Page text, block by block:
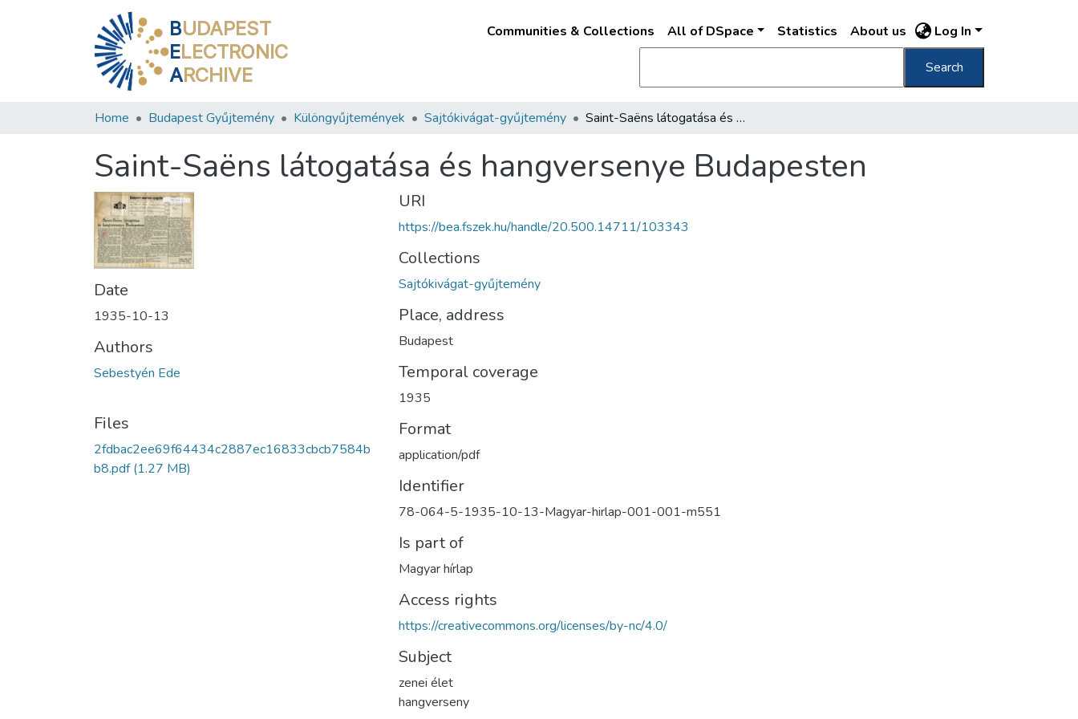
BUDAPEST
ELECTRONIC
ARCHIVE
Communities & Collections All of DSpace Statistics About us Log In
Search
Home Budapest Gyűjtemény Különgyűjtemények Sajtókivágat-gyűjtemény Saint-Saëns látogatása és hangversenye Budapesten
Saint-Saëns látogatása és hangversenye Budapesten
Date
1935-10-13
Authors
Sebestyén Ede
Files
2fdbac2ee69f64434c2887ec16833cbcb7584b
b8.pdf(1.27 MB)
URI
https://bea.fszek.hu/handle/20.500.14711/103343
Collections
Sajtókivágat-gyűjtemény
Place, address
Budapest
Temporal coverage
1935
Format
application/pdf
Identifier
78-064-5-1935-10-13-Magyar-hirlap-001-001-m551
Is part of
Magyar hírlap
Access rights
https://creativecommons.org/licenses/by-nc/4.0/
Subject
zenei élet
hangverseny